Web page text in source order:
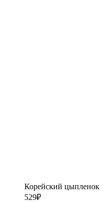
Корейский цыпленок
529₽